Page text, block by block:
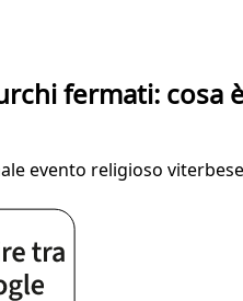
fermati: cosa
evento religioso